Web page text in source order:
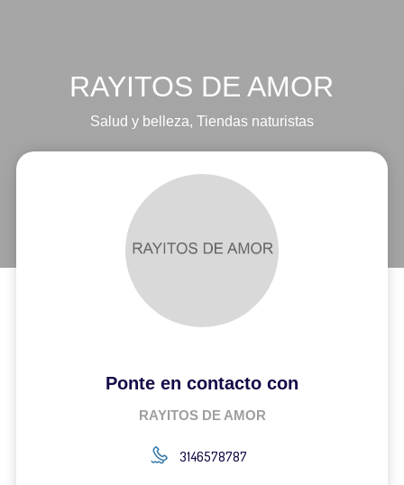
RAYITOS DE AMOR
Salud y belleza, Tiendas naturistas
Ponte en contacto con
RAYITOS DE AMOR
3146578787